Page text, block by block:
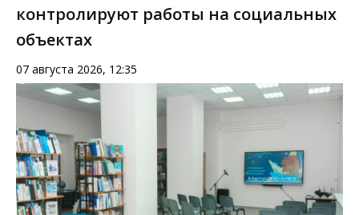
контролируют работы на социальных
объектах
07 августа 2026, 12:35